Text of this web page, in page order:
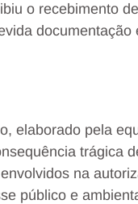
o recebimento
documentação
elaborado pela
trágica
na
público e